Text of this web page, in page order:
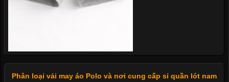
Phân loại vải may áo Polo và nơi cung cấp sỉ quần lót nam